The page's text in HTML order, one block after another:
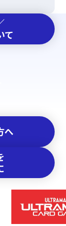
て
へ